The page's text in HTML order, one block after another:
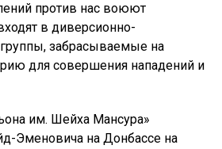
против нас воюют
в диверсионно-
забрасываемые на
для совершения нападений и
им. Шейха Мансура»
Эменовича на Донбассе на